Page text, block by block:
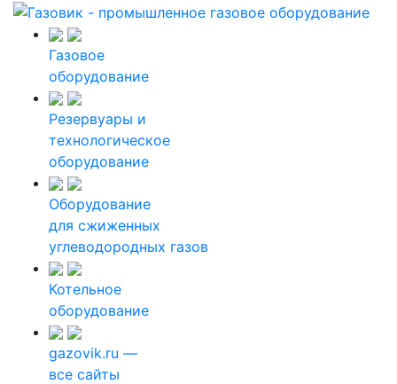
Газовое
оборудование
Резервуары и
технологическое
оборудование
Оборудование
для сжиженных
углеводородных газов
Котельное
оборудование
gazovik.ru —
все сайты